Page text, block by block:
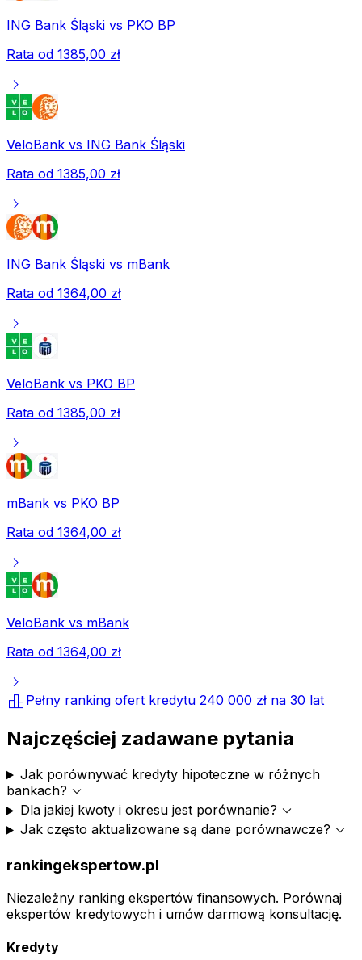
ING Bank Śląski vs PKO BP
Rata od 1385,00 zł
chevron_right
VeloBank vs ING Bank Śląski
Rata od 1385,00 zł
chevron_right
ING Bank Śląski vs mBank
Rata od 1364,00 zł
chevron_right
VeloBank vs PKO BP
Rata od 1385,00 zł
chevron_right
mBank vs PKO BP
Rata od 1364,00 zł
chevron_right
VeloBank vs mBank
Rata od 1364,00 zł
chevron_right
leaderboard Pełny ranking ofert kredytu 240 000 zł na 30 lat
Najczęściej zadawane pytania
Jak porównywać kredyty hipoteczne w różnych
bankach? expand_more
Dla jakiej kwoty i okresu jest porównanie? expand_more
Jak często aktualizowane są dane porównawcze? expand_more
rankingekspertow.pl
Niezależny ranking ekspertów finansowych. Porównaj
ekspertów kredytowych i umów darmową konsultację.
Kredyty